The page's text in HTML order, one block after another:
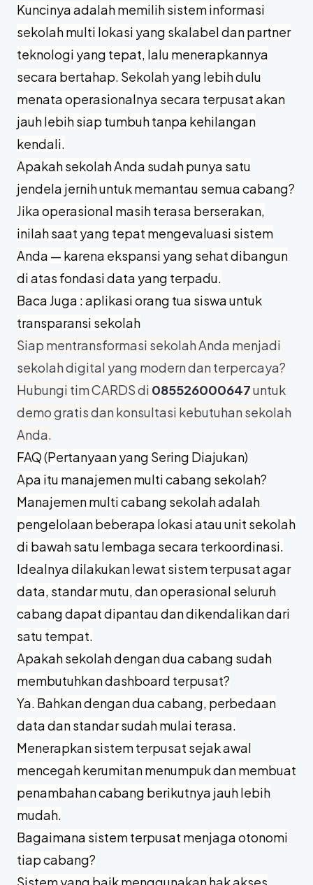
Kuncinya adalah memilih sistem informasi
sekolah multi lokasi yang skalabel dan partner
teknologi yang tepat, lalu menerapkannya
secara bertahap. Sekolah yang lebih dulu
menata operasionalnya secara terpusat akan
jauh lebih siap tumbuh tanpa kehilangan
kendali.
Apakah sekolah Anda sudah punya satu
jendela jernih untuk memantau semua cabang?
Jika operasional masih terasa berserakan,
inilah saat yang tepat mengevaluasi sistem
Anda — karena ekspansi yang sehat dibangun
di atas fondasi data yang terpadu.
Baca Juga :aplikasi orang tua siswa untuk
transparansi sekolah
Siap mentransformasi sekolah Anda menjadi
sekolah digital yang modern dan terpercaya?
Hubungi tim CARDS di 085526000647untuk
demo gratis dan konsultasi kebutuhan sekolah
Anda.
FAQ (Pertanyaan yang Sering Diajukan)
Apa itu manajemen multi cabang sekolah?
Manajemen multi cabang sekolah adalah
pengelolaan beberapa lokasi atau unit sekolah
di bawah satu lembaga secara terkoordinasi.
Idealnya dilakukan lewat sistem terpusat agar
data, standar mutu, dan operasional seluruh
cabang dapat dipantau dan dikendalikan dari
satu tempat.
Apakah sekolah dengan dua cabang sudah
membutuhkan dashboard terpusat?
Ya. Bahkan dengan dua cabang, perbedaan
data dan standar sudah mulai terasa.
Menerapkan sistem terpusat sejak awal
mencegah kerumitan menumpuk dan membuat
penambahan cabang berikutnya jauh lebih